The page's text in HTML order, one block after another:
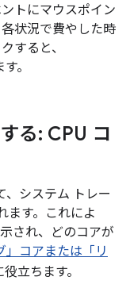
トにマウスポイン
状況で費やした時
すると、
。
る: CPU コ
、システム トレー
ます。これによ
され、どのコアが
」コアまたは「リ
立ちます。